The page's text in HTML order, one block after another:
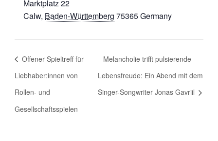
Marktplatz 22
Calw, Baden-Württemberg 75365Germany
Offener Spieltreff für
Liebhaber:innen von
Rollen- und
Gesellschaftsspielen
Melancholie trifft pulsierende
Lebensfreude: Ein Abend mit dem
Singer-Songwriter Jonas Gavriil